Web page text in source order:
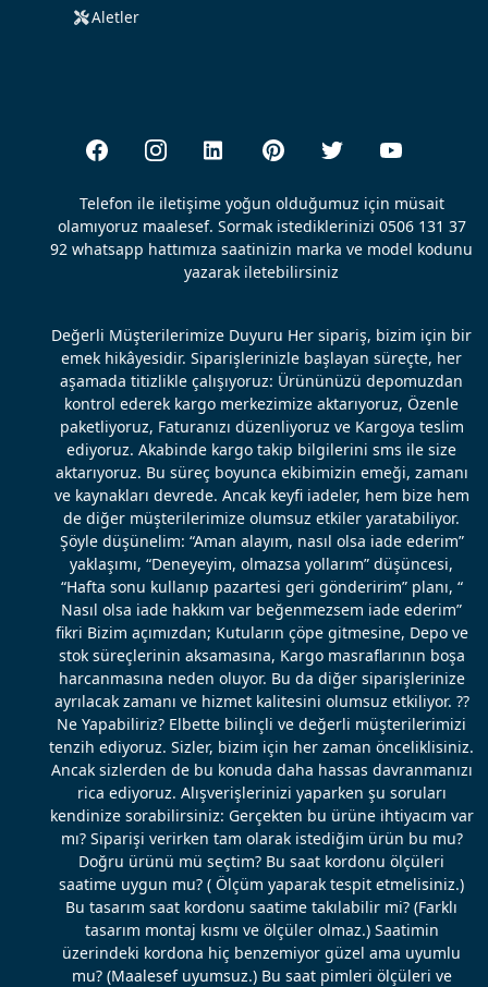
Aletler
Telefon ile iletişime yoğun olduğumuz için müsait
olamıyoruz maalesef. Sormak istediklerinizi 0506 131 37
92 whatsapp hattımıza saatinizin marka ve model kodunu
yazarak iletebilirsiniz
Değerli Müşterilerimize Duyuru Her sipariş, bizim için bir
emek hikâyesidir. Siparişlerinizle başlayan süreçte, her
aşamada titizlikle çalışıyoruz: Ürününüzü depomuzdan
kontrol ederek kargo merkezimize aktarıyoruz, Özenle
paketliyoruz, Faturanızı düzenliyoruz ve Kargoya teslim
ediyoruz. Akabinde kargo takip bilgilerini sms ile size
aktarıyoruz. Bu süreç boyunca ekibimizin emeği, zamanı
ve kaynakları devrede. Ancak keyfi iadeler, hem bize hem
de diğer müşterilerimize olumsuz etkiler yaratabiliyor.
Şöyle düşünelim: “Aman alayım, nasıl olsa iade ederim”
yaklaşımı, “Deneyeyim, olmazsa yollarım” düşüncesi,
“Hafta sonu kullanıp pazartesi geri gönderirim” planı, “
Nasıl olsa iade hakkım var beğenmezsem iade ederim”
fikri Bizim açımızdan; Kutuların çöpe gitmesine, Depo ve
stok süreçlerinin aksamasına, Kargo masraflarının boşa
harcanmasına neden oluyor. Bu da diğer siparişlerinize
ayrılacak zamanı ve hizmet kalitesini olumsuz etkiliyor. ??
Ne Yapabiliriz? Elbette bilinçli ve değerli müşterilerimizi
tenzih ediyoruz. Sizler, bizim için her zaman önceliklisiniz.
Ancak sizlerden de bu konuda daha hassas davranmanızı
rica ediyoruz. Alışverişlerinizi yaparken şu soruları
kendinize sorabilirsiniz: Gerçekten bu ürüne ihtiyacım var
mı? Siparişi verirken tam olarak istediğim ürün bu mu?
Doğru ürünü mü seçtim? Bu saat kordonu ölçüleri
saatime uygun mu? ( Ölçüm yaparak tespit etmelisiniz.)
Bu tasarım saat kordonu saatime takılabilir mi? (Farklı
tasarım montaj kısmı ve ölçüler olmaz.) Saatimin
üzerindeki kordona hiç benzemiyor güzel ama uyumlu
mu? (Maalesef uyumsuz.) Bu saat pimleri ölçüleri ve